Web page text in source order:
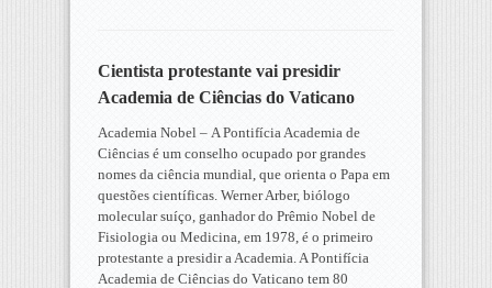
Cientista protestante vai presidir
Academia de Ciências do Vaticano
Academia Nobel – A Pontifícia Academia de
Ciências é um conselho ocupado por grandes
nomes da ciência mundial, que orienta o Papa em
questões científicas. Werner Arber, biólogo
molecular suíço, ganhador do Prêmio Nobel de
Fisiologia ou Medicina, em 1978, é o primeiro
protestante a presidir a Academia. A Pontifícia
Academia de Ciências do Vaticano tem 80